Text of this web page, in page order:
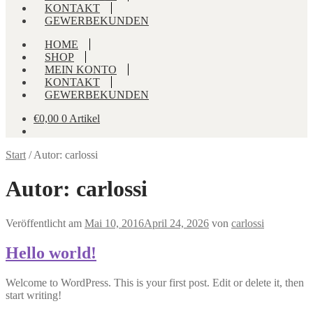
KONTAKT
GEWERBEKUNDEN
HOME
SHOP
MEIN KONTO
KONTAKT
GEWERBEKUNDEN
€0,00 0 Artikel
Start /Autor: carlossi
Autor: carlossi
Veröffentlicht am Mai 10, 2016April 24, 2026 von carlossi
Hello world!
Welcome to WordPress. This is your first post. Edit or delete it, then
start writing!